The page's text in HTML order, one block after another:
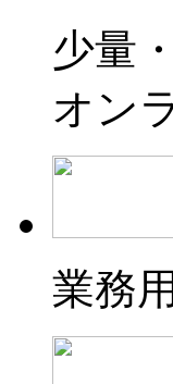
少量
オン
業務